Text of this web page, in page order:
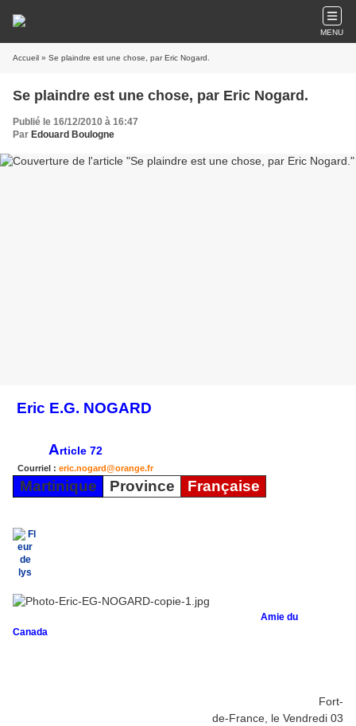
MENU
Accueil » Se plaindre est une chose, par Eric Nogard.
Se plaindre est une chose, par Eric Nogard.
Publié le 16/12/2010 à 16:47
Par Edouard Boulogne
Eric E.G. NOGARD
Article 72
Courriel : eric.nogard@orange.fr
Martinique Province Française
Amie du
Canada
Fort-
de-France, le Vendredi 03